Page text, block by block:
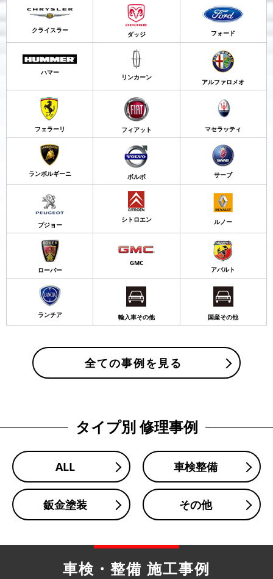
クライスラー ダッジ フォード
ハマー
リンカーン
アルファロメオ
フェラーリ フィアット マセラッティ
ランボルギーニ ボルボ サーブ
プジョー
シトロエン ルノー
ローバー
GMC
アバルト
ランチア 輸入車その他 国産その他
全ての事例を見る
タイプ別 修理事例
ALL 車検整備
鈑金塗装 その他
車検・整備 施工事例